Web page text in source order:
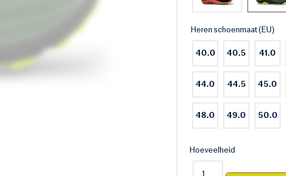
Heren schoenmaat (EU)
40.0 40.5 41.0
44.0 44.5 45.0
48.0 49.0 50.0
Hoeveelheid